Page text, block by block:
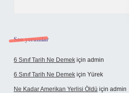
Son yorumlar
6 Sınıf Tarih Ne Demek için admin
6 Sınıf Tarih Ne Demek için Yürek
Ne Kadar Amerikan Yerlisi Öldü için admin